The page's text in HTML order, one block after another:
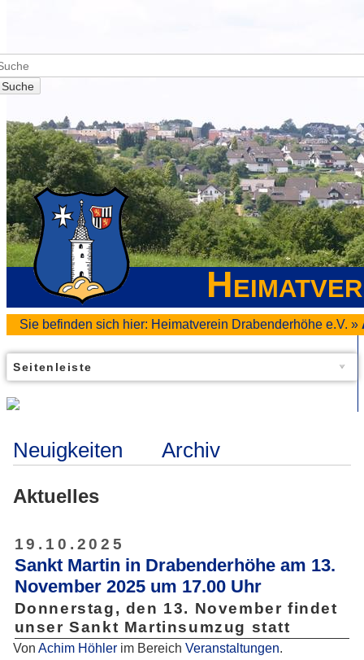
Suche
Sie befinden sich hier: Heimatverein Drabenderhöhe e.V. »
Seitenleiste
Neuigkeiten Archiv
Aktuelles
19.10.2025
Sankt Martin in Drabenderhöhe am 13.
November 2025 um 17.00 Uhr
Donnerstag, den 13. November findet
unser Sankt Martinsumzug statt
Von Achim Höhler im Bereich Veranstaltungen.